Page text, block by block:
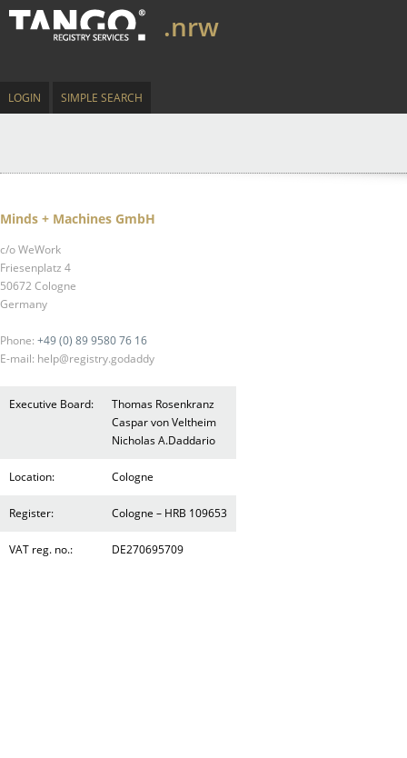
.nrw
LOGIN SIMPLE SEARCH
Minds + Machines GmbH
c/o WeWork
Friesenplatz 4
50672 Cologne
Germany
Phone: +49 (0) 89 9580 76 16
E-mail: help@registry.godaddy
Executive Board:
Thomas Rosenkranz
Caspar von Veltheim
Nicholas A.Daddario
Location: Cologne
Register: Cologne – HRB 109653
VAT reg. no.: DE270695709